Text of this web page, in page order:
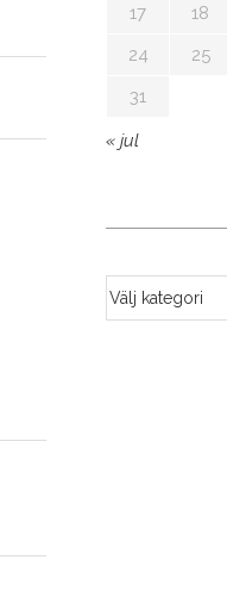
17
18
24
25
31
« jul